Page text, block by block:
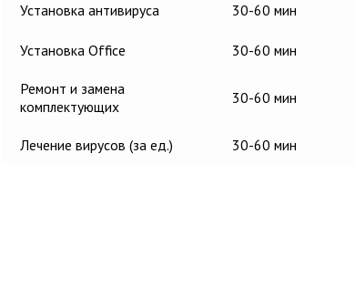
Установка антивируса 30-60 мин
Установка Office 30-60 мин
Ремонт и замена
комплектующих
30-60 мин
Лечение вирусов (за ед.) 30-60 мин